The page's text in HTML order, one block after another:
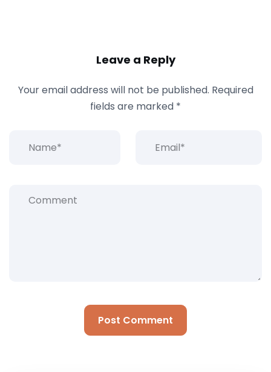
Leave a Reply
Your email address will not be published. Required
fields are marked *